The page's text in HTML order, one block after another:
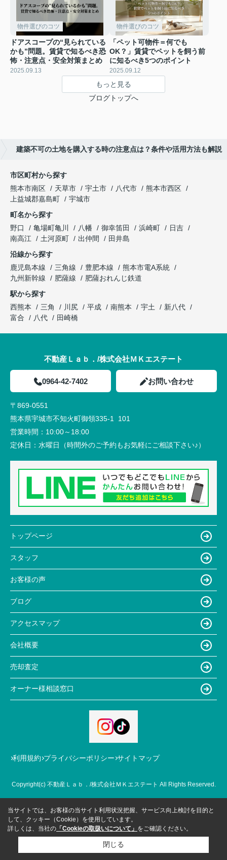
物件選びのコツ
ドアスコープの“見られている
かも”問題。賃貸で知るべき恐
怖・注意点・安全対策まとめ
2025.09.13
物件選びのコツ
「ペット可物件＝何でも
OK？」賃貸でペットを飼う前
に知るべき5つのポイント
2025.09.12
もっと見る
ブログトップへ
建築不可の土地を購入する時の注意点は？条件や活用方法も解説
市区町村から探す
熊本市南区
天草市 宇土市 八代市
熊本市西区
上益城郡嘉島町
宇城市
町名から探す
野口
亀場町亀川 八幡 御幸笛田 浜崎町
日吉
南高江
土河原町 出仲間
田井島
沿線から探す
鹿児島本線
三角線 豊肥本線
熊本市電A系統
九州新幹線
肥薩線
肥薩おれんじ鉄道
駅から探す
西熊本
三角 川尻 平成 南熊本 宇土
新八代
富合
八代 田崎橋
不動産Ｌａｂ．/株式会社ＭＫエステート
0964-42-7402 お問い合わせ
〒869-0551
熊本県宇城市不知火町御領335-1 101
営業時間： 10:00～18:00
定休日： 水曜日（時間外のご予約もお気軽にご相談下さい♪）
トップページ
スタッフ
お客様の声
ブログ
アクセスマップ
会社概要
売却査定
オーナー様相談窓口
利用規約 プライバシーポリシー サイトマップ
Copyright(c) 不動産Ｌａｂ．/株式会社ＭＫエステート All Rights Reserved.
当サイトでは、お客様の当サイト利用状況把握、サービス向上検討を目的と
して、クッキー（Cookie）を使用しています。
詳しくは、当社の 「Cookieの取扱いについて」 をご確認ください。
閉じる